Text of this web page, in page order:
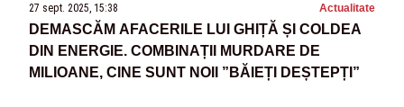
27 sept. 2025, 15:38 Actualitate
DEMASCĂM AFACERILE LUI GHIȚĂ ȘI COLDEA
DIN ENERGIE. COMBINAȚII MURDARE DE
MILIOANE, CINE SUNT NOII ”BĂIEȚI DEȘTEPȚI”